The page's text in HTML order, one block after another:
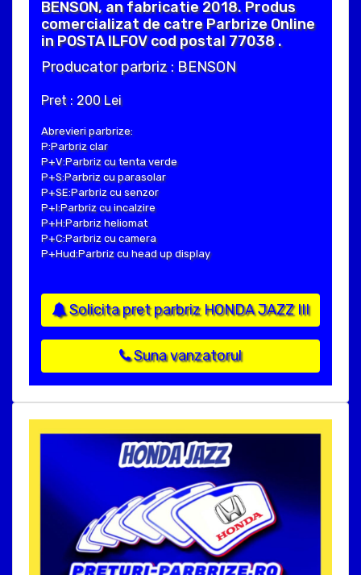
BENSON, an fabricatie 2018. Produs
comercializat de catre Parbrize Online
in POSTA ILFOV cod postal 77038 .
Producator parbriz : BENSON
Pret : 200 Lei
Abrevieri parbrize:
P:Parbriz clar
P+V:Parbriz cu tenta verde
P+S:Parbriz cu parasolar
P+SE:Parbriz cu senzor
P+I:Parbriz cu incalzire
P+H:Parbriz heliomat
P+C:Parbriz cu camera
P+Hud:Parbriz cu head up display
Solicita pret parbriz HONDA JAZZ III
Suna vanzatorul